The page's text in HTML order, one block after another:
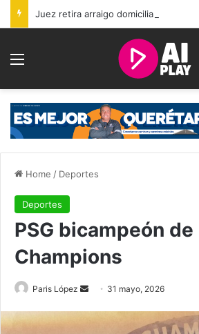
Menu
Home / Deportes
Deportes
PSG bicampeón de
Champions
Paris López
Send
email
31 mayo, 2026